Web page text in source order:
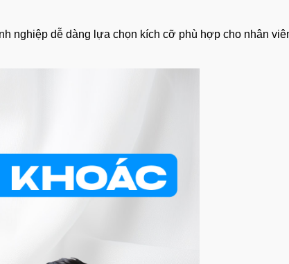
nghiệp dễ dàng lựa chọn kích cỡ phù hợp cho nhân